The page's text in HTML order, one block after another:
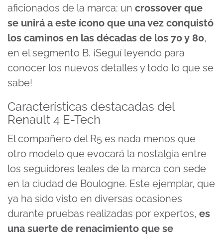
aficionados de la marca: un crossover que
se unirá a este ícono que una vez conquistó
los caminos en las décadas de los 70 y 80,
en el segmento B. ¡Seguí leyendo para
conocer los nuevos detalles y todo lo que se
sabe!
Características destacadas del
Renault 4 E-Tech
El compañero del R5 es nada menos que
otro modelo que evocará la nostalgia entre
los seguidores leales de la marca con sede
en la ciudad de Boulogne. Este ejemplar, que
ya ha sido visto en diversas ocasiones
durante pruebas realizadas por expertos, es
una suerte de renacimiento que se